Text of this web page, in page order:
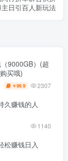
日引百人新玩法
9000GB）(超
买哦)
￥99.9 2307
久赚钱的人
1140
松赚钱日入